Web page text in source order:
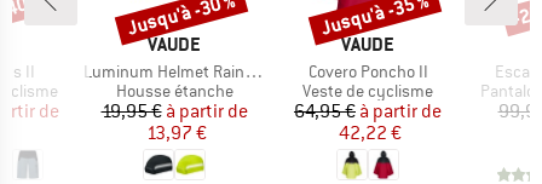
II
réduit
de
%
MARQUE
VAUDE
Article
Luminum Helmet Raincover
Product group
Housse étanche
Prix
19,95 € Prix réduit
à partir de
13,97 €
Remise
Jusqu'à -30 %
MARQUE
VAUDE
Article
Covero Poncho II
Product group
Veste de cyclisme
Prix
64,95 € Prix réduit
à partir de
42,22 €
Remise
Jusqu'à -35 %
Article
Product
-